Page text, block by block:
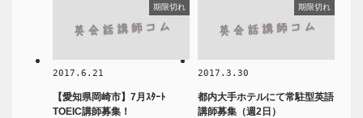
期限切れ
2017.6.21
【愛知県岡崎市】7月ｽﾀｰﾄ
TOEIC講師募集！
期限切れ
2017.3.30
都内大手ホテルにて常駐型英語
講師募集（週2日）